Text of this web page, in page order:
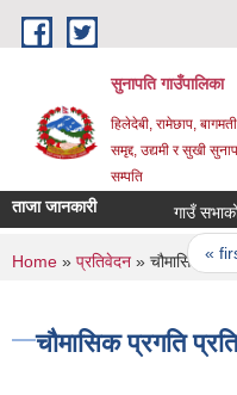
Skip to main content
सुनापति गाउँपालिका
हिलेदेबी, रामेछाप,
समृद्द, उद्यमी र सुखी
सम्पति
ताजा जानकारी गाउँ सभाको
« first
You are here
Home » प्रतिवेदन » चौमासिक
चौमासिक प्रगति